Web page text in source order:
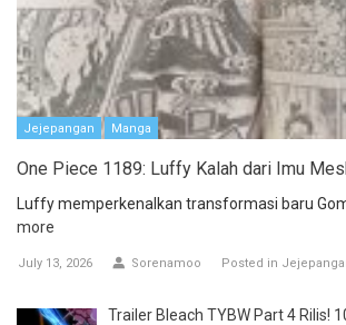
Jejepangan Manga
One Piece 1189: Luffy Kalah dari Imu
Luffy memperkenalkan transformasi baru
more
July 13, 2026 Sorenamoo Posted in
Trailer Bleach TYBW Part 4 Rilis!